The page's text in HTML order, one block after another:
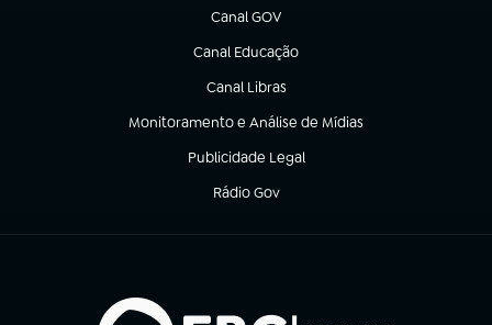
Canal GOV
(abre em nova aba)
Canal Educação
(abre em nova aba)
Canal Libras
(abre em nova aba)
Monitoramento e Análise de Mídias
(abre em nova aba)
Publicidade Legal
(abre em nova aba)
Rádio Gov
(abre em nova aba)